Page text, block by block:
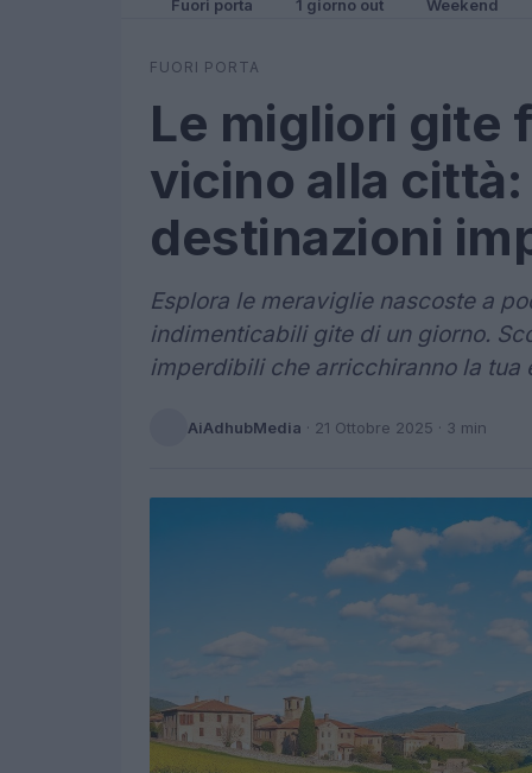
Fuori porta 1 giorno out Weekend
FUORI PORTA
Le migliori gite
vicino alla
destinazioni
Esplora le meraviglie nascoste a
indimenticabili gite di un giorno.
imperdibili che arricchiranno la tua
AiAdhubMedia · 21 Ottobre 2025 · 3 min